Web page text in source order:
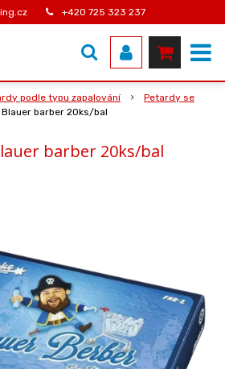
+420 725 323 237
podle typu zapalování
Petardy se
barber 20ks/bal
barber 20ks/bal